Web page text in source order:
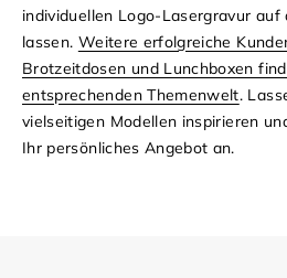
individuellen Logo-Lasergravur auf
lassen. Weitere erfolgreiche
Brotzeitdosen und Lunchboxen
entsprechenden Themenwelt.
vielseitigen Modellen inspirieren
Ihr persönliches Angebot an.